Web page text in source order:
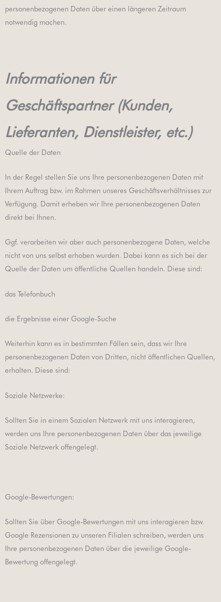
personenbezogenen Daten über einen längeren Zeitraum
notwendig machen.
Informationen für
Geschäftspartner (Kunden,
Lieferanten, Dienstleister, etc.)
Quelle der Daten
In der Regel stellen Sie uns Ihre personenbezogenen Daten mit
Ihrem Auftrag bzw. im Rahmen unseres Geschäftsverhältnisses zur
Verfügung. Damit erheben wir Ihre personenbezogenen Daten
direkt bei Ihnen.
Ggf. verarbeiten wir aber auch personenbezogene Daten, welche
nicht von uns selbst erhoben wurden. Dabei kann es sich bei der
Quelle der Daten um öffentliche Quellen handeln. Diese sind:
das Telefonbuch
die Ergebnisse einer Google-Suche
Weiterhin kann es in bestimmten Fällen sein, dass wir Ihre
personenbezogenen Daten von Dritten, nicht öffentlichen Quellen,
erhalten. Diese sind:
Soziale Netzwerke:
Sollten Sie in einem Sozialen Netzwerk mit uns interagieren,
werden uns Ihre personenbezogenen Daten über das jeweilige
Soziale Netzwerk offengelegt.
Google-Bewertungen:
Sollten Sie über Google-Bewertungen mit uns interagieren bzw.
Google Rezensionen zu unseren Filialen schreiben, werden uns
Ihre personenbezogenen Daten über die jeweilige Google-
Bewertung offengelegt.